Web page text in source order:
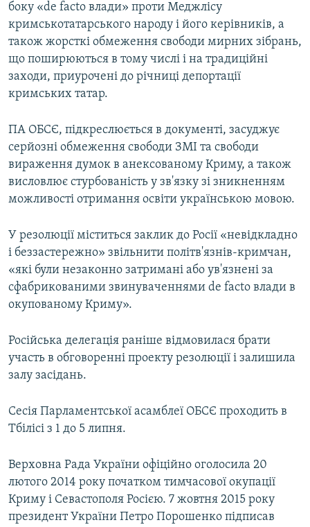
боку «de facto влади» проти Меджлісу
кримськотатарського народу і його керівників, а
також жорсткі обмеження свободи мирних зібрань,
що поширюються в тому числі і на традиційні
заходи, приурочені до річниці депортації
кримських татар.
ПА ОБСЄ, підкреслюється в документі, засуджує
серйозні обмеження свободи ЗМІ та свободи
вираження думок в анексованому Криму, а також
висловлює стурбованість у зв'язку зі зникненням
можливості отримання освіти українською мовою.
У резолюції міститься заклик до Росії «невідкладно
і беззастережно» звільнити політв'язнів-кримчан,
«які були незаконно затримані або ув'язнені за
сфабрикованими звинуваченнями de facto влади в
окупованому Криму».
Російська делегація раніше відмовилася брати
участь в обговоренні проекту резолюції і залишила
залу засідань.
Сесія Парламентської асамблеї ОБСЄ проходить в
Тбілісі з 1 до 5 липня.
Верховна Рада України офіційно оголосила 20
лютого 2014 року початком тимчасової окупації
Криму і Севастополя Росією. 7 жовтня 2015 року
президент України Петро Порошенко підписав